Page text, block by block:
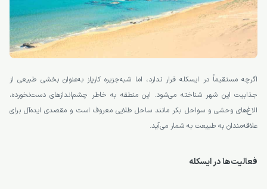
اگرچه مستقیماً در ایسکله قرار ندارد، اما شبه‌جزیره کارپاز به‌عنوان بخشی طبیعی از
جذابیت این شهر شناخته می‌شود. این منطقه به خاطر چشم‌اندازهای دست‌نخورده،
الاغ‌های وحشی و سواحل بکر مانند ساحل طلایی معروف است و مقصدی ایده‌آل برای
علاقه‌مندان به طبیعت به شمار می‌آید.
فعالیت‌ها در ایسکله